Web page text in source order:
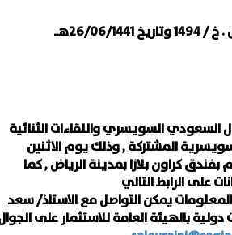
1441هـ
السعودي السويسري واللقاءات الثنائية
المشتركة , وذلك يوم الاثنين
14/07/1441هـ الموافق 09/03/2020م بفندق كراون بلازا بمدينة الرياض , كما
على الرابط التالي
يمكن التواصل مع الاستاذ/ سعد
بالهيئة العامة للاستثمار على